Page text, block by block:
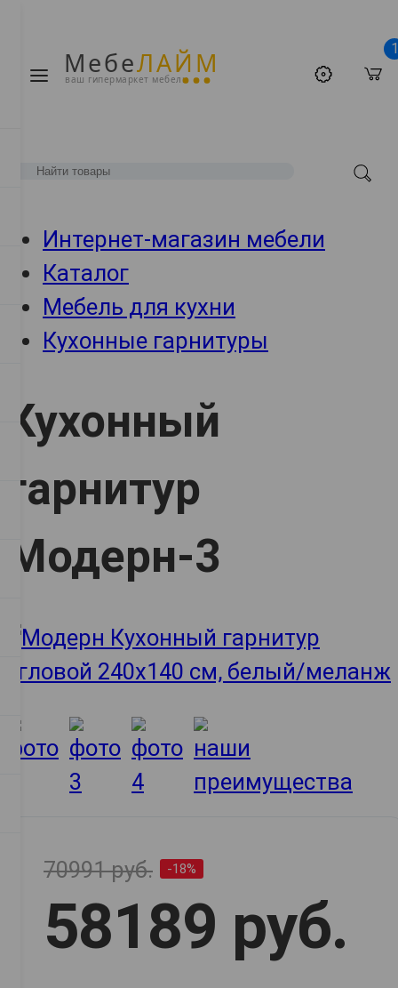
МебеЛАЙМ
ваш гипермаркет мебели
1
Интернет-магазин мебели
Каталог
Мебель для кухни
Кухонные гарнитуры
Кухонный
гарнитур
Модерн-3
70991 руб. -18%
58189 руб.